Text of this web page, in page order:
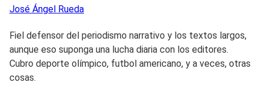
José Ángel Rueda
Fiel defensor del periodismo narrativo y los textos largos,
aunque eso suponga una lucha diaria con los editores.
Cubro deporte olímpico, futbol americano, y a veces, otras
cosas.